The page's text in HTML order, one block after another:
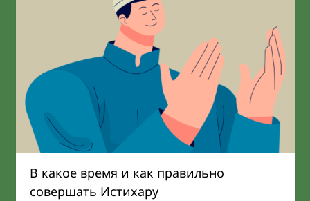
В какое время и как правильно
совершать Истихару